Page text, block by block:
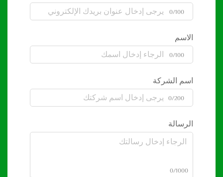
0/100
الاسم
0/100
اسم الشركة
0/200
الرسالة
0/1000